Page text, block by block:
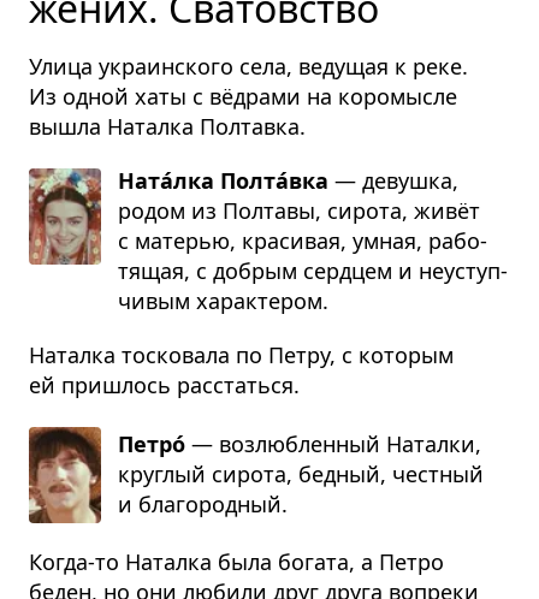
Улица украинского села, ведущая к реке.
Из одной хаты с вёдрами на коромысле
вышла Наталка Полтавка.
Ната́лка Полта́вка — девушка,
родом из Полтавы, сирота, живёт
с матерью, красивая, умная, рабо­
тящая, с добрым сердцем и неуступ­
чивым харак­тером.
Наталка тосковала по Петру, с которым
ей пришлось расстаться.
Петро́ — возлюб­ленный Наталки,
круглый сирота, бедный, честный
и благо­родный.
Когда-то Наталка была богата, а Петро
беден, но они любили друг друга вопреки